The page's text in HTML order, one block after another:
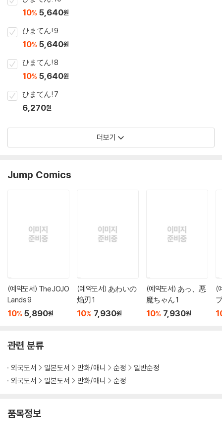
10% 5,640원
ひまてん! 9
10% 5,640원
ひまてん! 8
10% 5,640원
ひまてん! 7
6,270원
더보기
Jump Comics
(예약도서) The JOJO
Lands 9
10% 5,890원
(예약도서) あわいの
焔刃 1
10% 7,930원
(예약도서) あっ、悪
魔ちゃん 1
10% 7,930원
(
관련 분류
외국도서 일본도서 만화/애니 순정
일반순정
외국도서
일본도서 만화/애니 순정
품목정보